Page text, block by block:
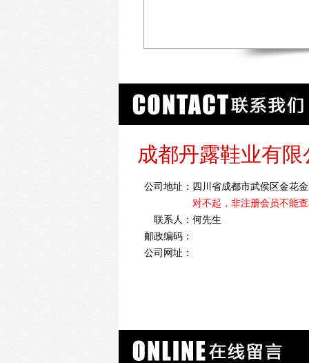
成都丹露鞋业有限
公司地址： 四川省成都市武侯区金花
对不起，非注册会员不能
联系人： 何先生
邮政编码：
公司网址：